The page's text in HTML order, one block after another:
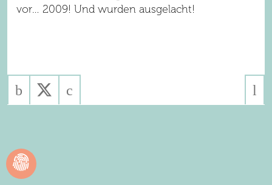
vor… 2009! Und wurden ausgelacht!